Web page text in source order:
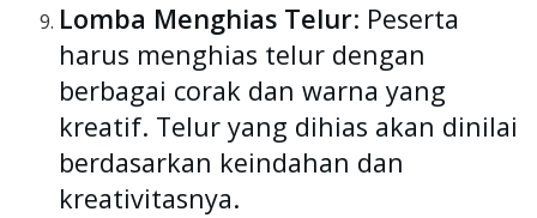
Lomba Menghias Telur: Peserta
harus menghias telur dengan
berbagai corak dan warna yang
kreatif. Telur yang dihias akan dinilai
berdasarkan keindahan dan
kreativitasnya.